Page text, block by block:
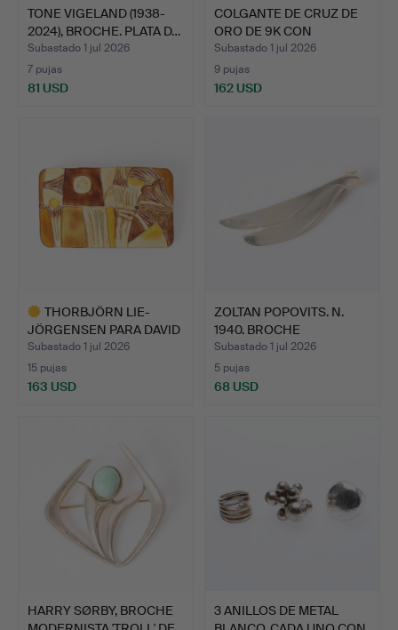
TONE VIGELAND (1938-
2024), BROCHE. PLATA D…
Subastado 1 jul 2026
7 pujas
81 USD
COLGANTE DE CRUZ DE
ORO DE 9K CON
GRANATE …
Subastado 1 jul 2026
9 pujas
162 USD
THORBJÖRN LIE-
JÖRGENSEN PARA DAVID
ANDERSE…
Subastado 1 jul 2026
15 pujas
163 USD
ZOLTAN POPOVITS. N.
1940. BROCHE
“ANTARES”…
Subastado 1 jul 2026
5 pujas
68 USD
HARRY SØRBY, BROCHE
3 ANILLOS DE METAL